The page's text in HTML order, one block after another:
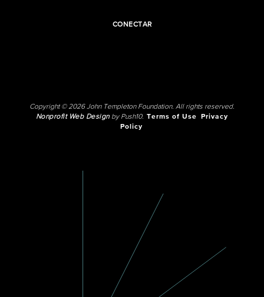
CONECTAR
Copyright © 2026 John Templeton Foundation. All rights reserved.
Nonprofit Web Designby Push10. Terms of Use
Privacy
Policy